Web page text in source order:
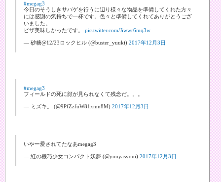
#megag3
今日のそうしきサバゲを行うに辺り様々な物品を準備してくれた方々
には感謝の気持ちで一杯です。色々と準備してくれてありがとうござ
いました。
ピザ美味しかったです。 pic.twitter.com/Jiwwr6mq3w
— 砂糖@12/23ロックヒル (@buster_yuuki) 2017年12月3日
#megag3
フィールドの死に顔が見られなくて残念だ。。。
— ミズキ。 (@9PfZzfuW81xmn8M) 2017年12月3日
いやー愛されてたなあmegag3
— 紅の機巧少女コンパクト妖夢 (@yuuyasyoui) 2017年12月3日